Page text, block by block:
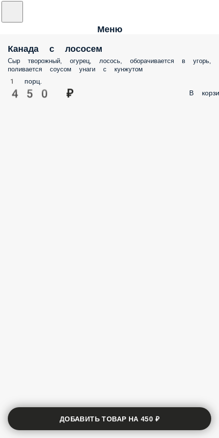
Меню
Канада с лососем
Сыр творожный, огурец, лосось, оборачивается в угорь,
поливается соусом унаги с кунжутом
1 порц.
450 ₽ В
ДОБАВИТЬ ТОВАР НА450 ₽